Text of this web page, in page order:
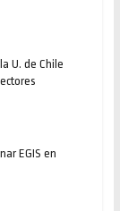
U. de Chile
EGIS en